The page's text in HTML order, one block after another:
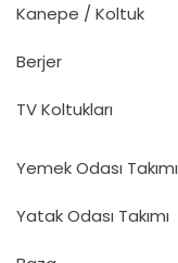
Kanepe / Koltuk
Berjer
TV Koltukları
Yemek Odası Takımı
Yatak Odası Takımı